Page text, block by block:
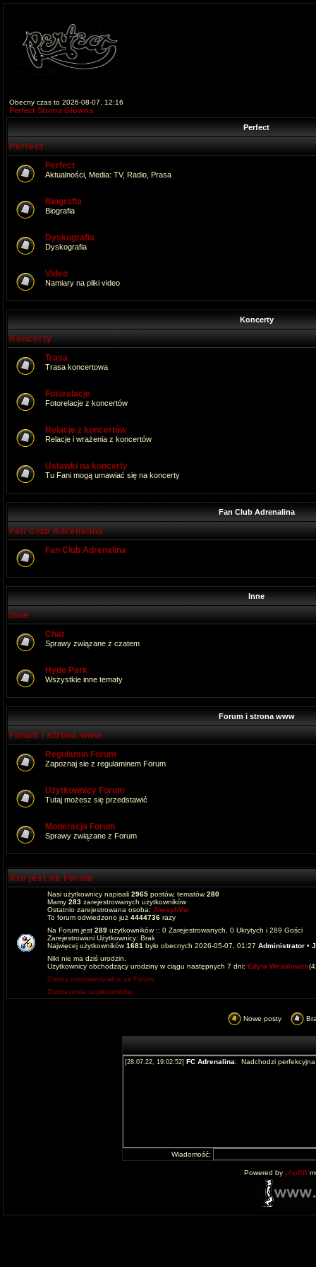
Obecny czas to 2026-08-07, 12:16
Perfect Strona Główna
Perfect
Perfect
Perfect
Aktualności, Media: TV, Radio, Prasa
Biografia
Biografia
Dyskografia
Dyskografia
Video
Namiary na pliki video
Koncerty
Koncerty
Trasa
Trasa koncertowa
Fotorelacje
Fotorelacje z koncertów
Relacje z koncertów
Relacje i wrażenia z koncertów
Ustawki na koncerty
Tu Fani mogą umawiać się na koncerty
Fan Club Adrenalina
Fan Club Adrenalina
Fan Club Adrenalina
Inne
Inne
Chat
Sprawy związane z czatem
Hyde Park
Wszystkie inne tematy
Forum i strona www
Forum i strona www
Regulamin Forum
Zapoznaj sie z regulaminem Forum
Użytkownicy Forum
Tutaj możesz się przedstawić
Moderacja Forum
Sprawy związane z Forum
Kto jest na Forum
Nasi użytkownicy napisali 2965 postów, tematów280
Mamy 283 zarejestrowanych użytkowników
Ostatnio zarejestrowana osoba: JoesphVw
To forum odwiedzono już 4444736 razy
Na Forum jest 289 użytkowników :: 0 Zarejestrowanych, 0 Ukrytych i 289 Gości
Zarejestrowani Użytkownicy: Brak
Najwięcej użytkowników1681 było obecnych 2026-05-07, 01:27 Administrator •
Nikt nie ma dziś urodzin.
Użytkownicy obchodzący urodziny w ciągu następnych 7 dni: Edyta Wesolowsk
Osoby odpowiedzialne za Forum
Ostrzeżenia użytkowników
Nowe posty
Wiadomość:
Powered by phpBB